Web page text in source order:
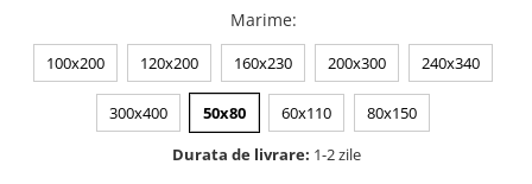
Marime:
100x200 120x200 160x230 200x300 240x340
300x400 50x80 60x110
80x150
Durata de livrare: 1-2 zile